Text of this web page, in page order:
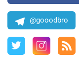
@gooodbro